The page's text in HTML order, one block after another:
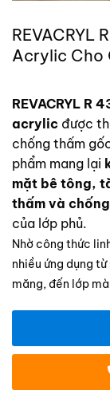
REVACRYL
Acrylic Cho
REVACRYL R
acrylic được
chống thấm
phẩm mang lại
mặt bê tông,
thấm và
của lớp phủ.
Nhờ công thức
nhiều ứng dụng
măng, đến lớp